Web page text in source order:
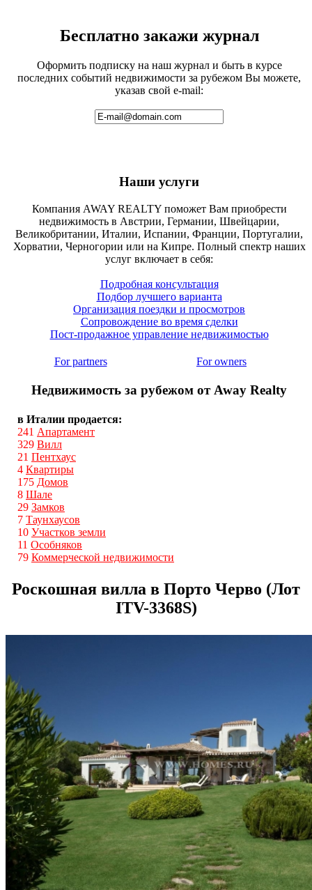
Бесплатно закажи журнал
Оформить подписку на наш журнал и быть в курсе
последних событий недвижимости за рубежом Вы можете,
указав свой e-mail:
Наши услуги
Компания AWAY REALTY поможет Вам приобрести
недвижимость в Австрии, Германии, Швейцарии,
Великобритании, Италии, Испании, Франции, Португалии,
Хорватии, Черногории или на Кипре. Полный спектр наших
услуг включает в себя:
Подробная консультация
Подбор лучшего варианта
Организация поездки и просмотров
Сопровождение во время сделки
Пост-продажное управление недвижимостью
For partners For owners
Недвижимость за рубежом от Away Realty
в Италии продается:
241 Апартамент
329 Вилл
21 Пентхаус
4 Квартиры
175 Домов
8 Шале
29 Замков
7 Таунхаусов
10 Участков земли
11 Особняков
79 Коммерческой недвижимости
Роскошная вилла в Порто Черво (Лот
ITV-3368S)